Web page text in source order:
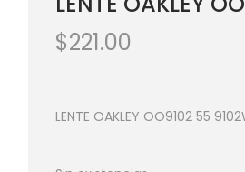
$221.00
LENTE OAKLEY OO9102 55